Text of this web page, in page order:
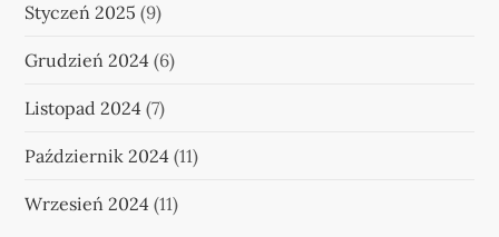
Styczeń 2025 (9)
Grudzień 2024 (6)
Listopad 2024 (7)
Październik 2024 (11)
Wrzesień 2024 (11)